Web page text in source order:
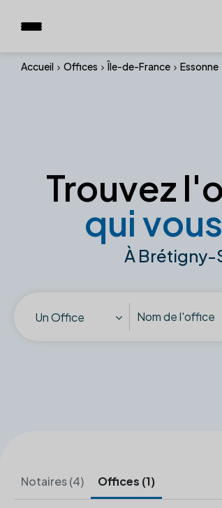
Accueil Offices Île-de-France Essonne
Trouvez
qui
À Brétigny-
Un Office
Notaires (4) Offices (1)